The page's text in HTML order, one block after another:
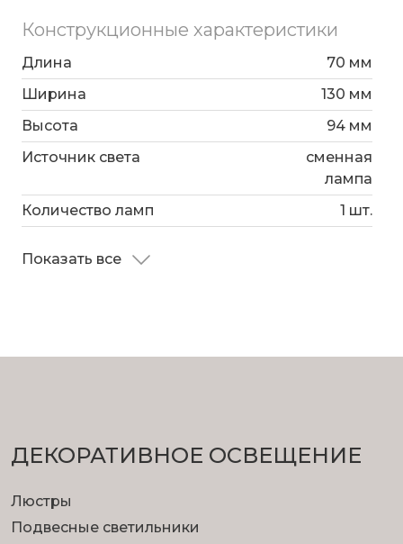
Конструкционные характеристики
Длина
70 мм
Ширина
130 мм
Высота
94 мм
Источник света
сменная
лампа
Количество ламп
1 шт.
Показать все
ДЕКОРАТИВНОЕ ОСВЕЩЕНИЕ
Люстры
Подвесные светильники